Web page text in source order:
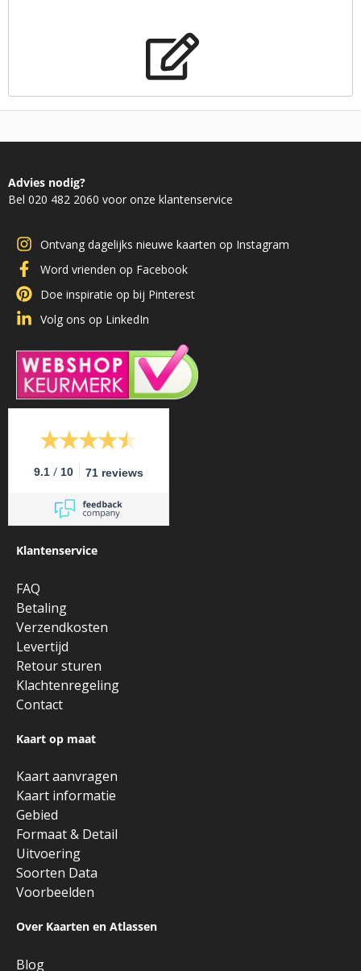
Advies nodig?
Bel 020 482 2060 voor onze klantenservice
Ontvang dagelijks nieuwe kaarten op Instagram
Word vrienden op Facebook
Doe inspiratie op bij Pinterest
Volg ons op LinkedIn
9.1 / 10 71 reviews
Klantenservice
FAQ
Betaling
Verzendkosten
Levertijd
Retour sturen
Klachtenregeling
Contact
Kaart op maat
Kaart aanvragen
Kaart informatie
Gebied
Formaat & Detail
Uitvoering
Soorten Data
Voorbeelden
Over Kaarten en Atlassen
Blog